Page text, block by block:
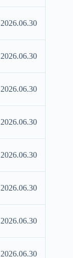
2026.06.30
2026.06.30
2026.06.30
2026.06.30
2026.06.30
2026.06.30
2026.06.30
2026.06.30